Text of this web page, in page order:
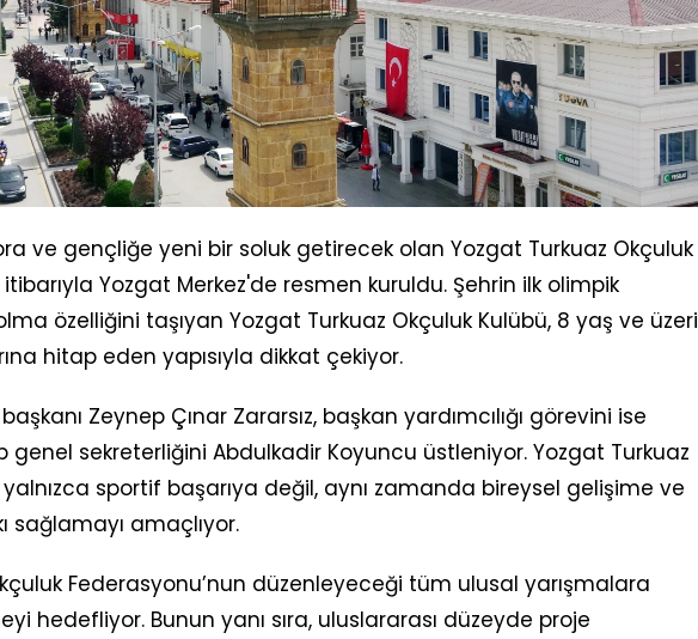
ve gençliğe yeni bir soluk getirecek olan Yozgat Turkuaz Okçuluk
itibarıyla Yozgat Merkez'de resmen kuruldu. Şehrin ilk olimpik
özelliğini taşıyan Yozgat Turkuaz Okçuluk Kulübü, 8 yaş ve üzeri
hitap eden yapısıyla dikkat çekiyor.
Zeynep Çınar Zararsız, başkan yardımcılığı görevini ise
genel sekreterliğini Abdulkadir Koyuncu üstleniyor. Yozgat Turkuaz
yalnızca sportif başarıya değil, aynı zamanda bireysel gelişime ve
sağlamayı amaçlıyor.
Federasyonu’nun düzenleyeceği tüm ulusal yarışmalara
hedefliyor. Bunun yanı sıra, uluslararası düzeyde proje